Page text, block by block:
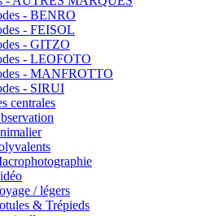
- BENRO
- FEISOL
- GITZO
- LEOFOTO
- MANFROTTO
- SIRUI
centrales
/ légers
& Trépieds